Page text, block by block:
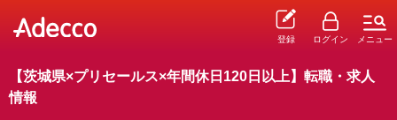
登録 ログイン メニュー
【茨城県×プリセールス×年間休日120日以上】転職・求人
情報